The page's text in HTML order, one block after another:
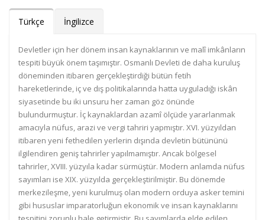
Türkçe İngilizce
Devletler için her dönem insan kaynaklarının ve malî imkânların
tespiti büyük önem taşımıştır. Osmanlı Devleti de daha kuruluş
döneminden itibaren gerçekleştirdiği bütün fetih
hareketlerinde, iç ve dış politikalarında hatta uyguladığı iskân
siyasetinde bu iki unsuru her zaman göz önünde
bulundurmuştur. İç kaynaklardan azamî ölçüde yararlanmak
amacıyla nüfus, arazi ve vergi tahriri yapmıştır. XVI. yüzyıldan
itibaren yeni fethedilen yerlerin dışında devletin bütününü
ilgilendiren geniş tahrirler yapılmamıştır. Ancak bölgesel
tahrirler, XVIII. yüzyıla kadar sürmüştür. Modern anlamda nüfus
sayımları ise XIX. yüzyılda gerçekleştirilmiştir. Bu dönemde
merkezileşme, yeni kurulmuş olan modern orduya asker temini
gibi hususlar imparatorluğun ekonomik ve insan kaynaklarını